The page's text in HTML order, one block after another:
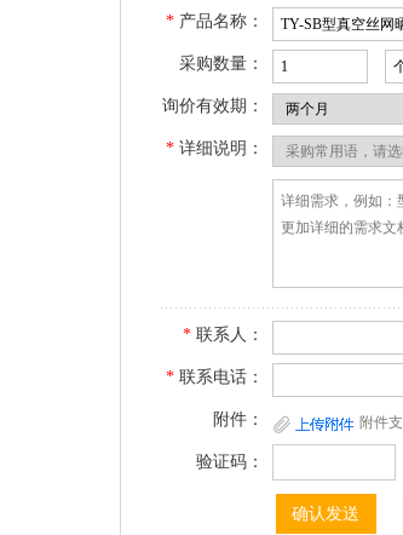
* 产品名称：
采购数量：
询价有效期：
* 详细说明：
* 联系人：
* 联系电话：
附件： 附件
验证码：